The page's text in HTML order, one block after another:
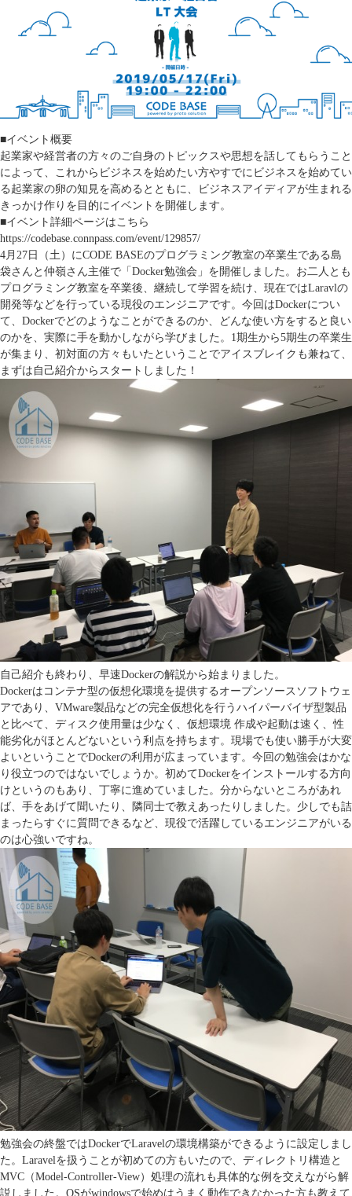
■イベント概要
起業家や経営者の方々のご自身のトピックスや思想を話してもらうこと
によって、これからビジネスを始めたい方やすでにビジネスを始めてい
る起業家の卵の知見を高めるとともに、ビジネスアイディアが生まれる
きっかけ作りを目的にイベントを開催します。
■イベント詳細ページはこちら
https://codebase.connpass.com/event/129857/
4月27日（土）にCODE BASEのプログラミング教室の卒業生である島
袋さんと仲嶺さん主催で「Docker勉強会」を開催しました。お二人とも
プログラミング教室を卒業後、継続して学習を続け、現在ではLaravlの
開発等などを行っている現役のエンジニアです。今回はDockerについ
て、Dockerでどのようなことができるのか、どんな使い方をすると良い
のかを、実際に手を動かしながら学びました。1期生から5期生の卒業生
が集まり、初対面の方々もいたということでアイスブレイクも兼ねて、
まずは自己紹介からスタートしました！
自己紹介も終わり、早速Dockerの解説から始まりました。
Dockerはコンテナ型の仮想化環境を提供するオープンソースソフトウェ
アであり、VMware製品などの完全仮想化を行うハイパーバイザ型製品
と比べて、ディスク使用量は少なく、仮想環境 作成や起動は速く、性
能劣化がほとんどないという利点を持ちます。現場でも使い勝手が大変
よいということでDockerの利用が広まっています。今回の勉強会はかな
り役立つのではないでしょうか。初めてDockerをインストールする方向
けというのもあり、丁寧に進めていました。分からないところがあれ
ば、手をあげて聞いたり、隣同士で教えあったりしました。少しでも詰
まったらすぐに質問できるなど、現役で活躍しているエンジニアがいる
のは心強いですね。
勉強会の終盤ではDockerでLaravelの環境構築ができるように設定しまし
た。Laravelを扱うことが初めての方もいたので、ディレクトリ構造と
MVC（Model-Controller-View）処理の流れも具体的な例を交えながら解
説しました。OSがwindowsで始めはうまく動作できなかった方も教えて